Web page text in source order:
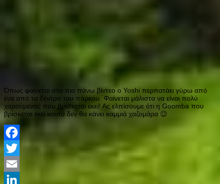
Όπως φαίνεται στο πιο πάνω βίντεο ο Yoshi περπατάει γύρω από
ένα από τα δέντρα του πάρκου. Φαίνεται μάλιστα να είναι πολύ
χαρούμενος που βρίσκεται εκεί! Ας ελπίσουμε ότι η Goomba που
βρίσκεται εκεί κοντά δεν θα κάνει καμμιά χαζομάρα 😉
Facebook
Twitter
Email